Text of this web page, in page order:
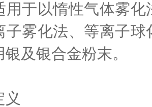
用于以惰性气体雾
子雾化法、等离子
及银合金粉末。
义